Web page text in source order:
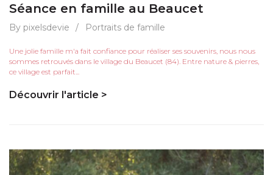
Séance en famille au Beaucet
By pixelsdevie / Portraits de famille
Une jolie famille m'a fait confiance pour réaliser ses souvenirs, nous nous
sommes retrouvés dans le village du Beaucet (84). Entre nature & pierres,
ce village est parfait...
Découvrir l'article >